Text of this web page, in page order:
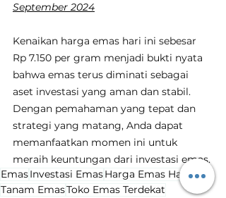
September 2024
Kenaikan harga emas hari ini sebesar
Rp 7.150 per gram menjadi bukti nyata
bahwa emas terus diminati sebagai
aset investasi yang aman dan stabil.
Dengan pemahaman yang tepat dan
strategi yang matang, Anda dapat
memanfaatkan momen ini untuk
meraih keuntungan dari investasi emas.
EmasInvestasi EmasHarga Emas Hari Ini
Tanam EmasToko Emas Terdekat